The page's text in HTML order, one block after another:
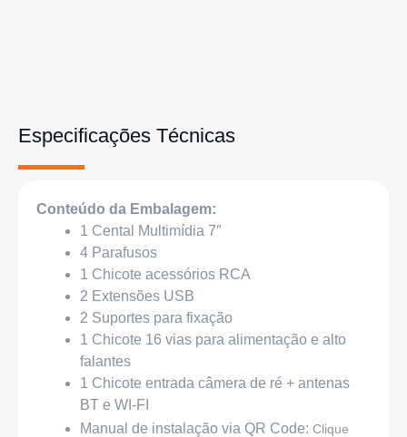
Especificações Técnicas
Conteúdo da Embalagem:
1 Cental Multimídia 7″
4 Parafusos
1 Chicote acessórios RCA
2 Extensões USB
2 Suportes para fixação
1 Chicote 16 vias para alimentação e alto
falantes
1 Chicote entrada câmera de ré + antenas
BT e WI-FI
Manual de instalação via QR Code: Clique